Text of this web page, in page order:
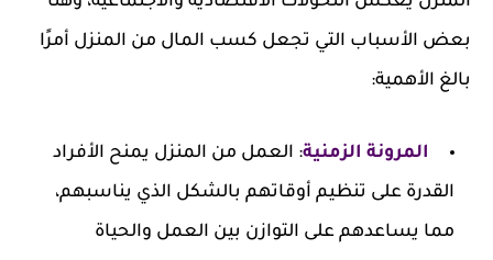
بعض الأسباب التي تجعل كسب المال من المنزل أمرًا
بالغ الأهمية:
المرونة الزمنية: العمل من المنزل يمنح الأفراد
القدرة على تنظيم أوقاتهم بالشكل الذي يناسبهم،
مما يساعدهم على التوازن بين العمل والحياة